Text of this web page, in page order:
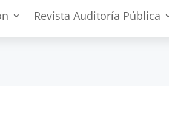
Revista Auditoría Pública